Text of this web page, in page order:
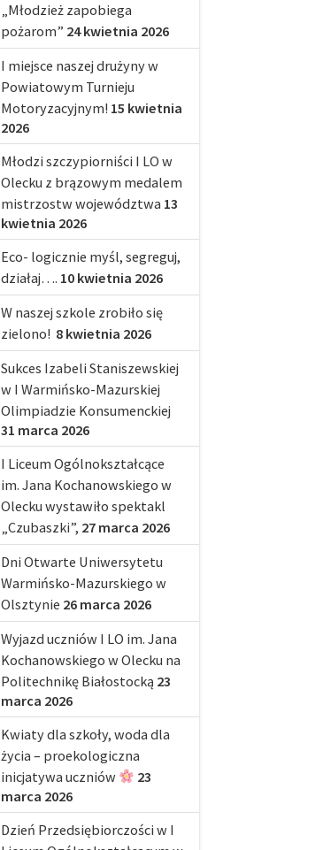
„Młodzież zapobiega
pożarom” 24 kwietnia 2026
I miejsce naszej drużyny w
Powiatowym Turnieju
Motoryzacyjnym! 15 kwietnia
2026
Młodzi szczypiorniści I LO w
Olecku z brązowym medalem
mistrzostw województwa 13
kwietnia 2026
Eco- logicznie myśl, segreguj,
działaj…. 10 kwietnia 2026
W naszej szkole zrobiło się
zielono! 8 kwietnia 2026
Sukces Izabeli Staniszewskiej
w I Warmińsko-Mazurskiej
Olimpiadzie Konsumenckiej
31 marca 2026
I Liceum Ogólnokształcące
im. Jana Kochanowskiego w
Olecku wystawiło spektakl
„Czubaszki”, 27 marca 2026
Dni Otwarte Uniwersytetu
Warmińsko-Mazurskiego w
Olsztynie 26 marca 2026
Wyjazd uczniów I LO im. Jana
Kochanowskiego w Olecku na
Politechnikę Białostocką 23
marca 2026
Kwiaty dla szkoły, woda dla
życia – proekologiczna
inicjatywa uczniów
23
marca 2026
Dzień Przedsiębiorczości w I